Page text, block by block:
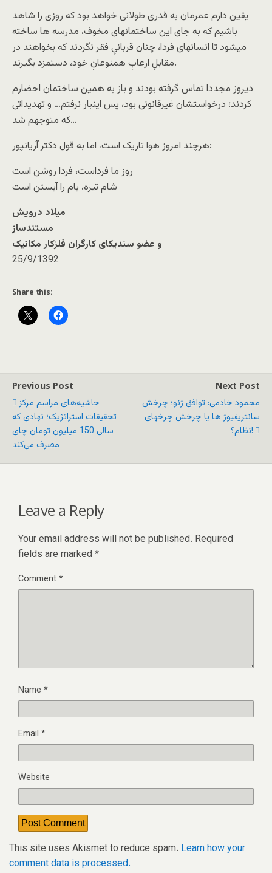
یقین دارم عمرمان به قدری طولانی خواهد بود که روزی را شاهد
باشیم که به جای این ساختمانهای مخوف، مدرسه ها ساخته
میشود تا انسانهای فردا، چنان قربانیِ فقر نگردند که بخواهند در
مقابلِ ارعابِ همنوعانِ خود، دستمزد بگیرند.
دیروز مجددا تماس گرفته بودند و باز به همین ساختمان احضارم
کردند؛ درخواستشان غیرقانونی بود، پس اینبار نرفتم… و تهدیداتی
که متوجهم شد…
هرچند امروز هوا تاریک است، اما به قول دکتر آریانپور:
روز ما فرداست، فردا روشن است
شام تیره، بام را آبستن است
میلاد درویش
مستندساز
و عضو سندیکای کارگران فلزکار مکانیک
25/9/1392
Share this:
Previous Post
حاشیه‌های مراسم مرکز
تحقیقات استراتژیک؛ نهادی که
سالی 150 میلیون تومان چای
مصرف می‌کند
Next Post
محمود خادمی: توافق ژنو؛ چرخش
سانتریفیوژ ها یا چرخش چرخهای
نظام؟!
Leave a Reply
Your email address will not be published. Required
fields are marked *
Comment*
Name *
Email *
Website
This site uses Akismet to reduce spam. Learn how your
comment data is processed.